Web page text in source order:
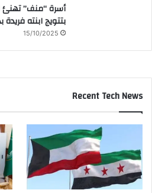
أسرة “منف”
بتتويج ابنته فريدة
15/10/2025
Recent Tech News